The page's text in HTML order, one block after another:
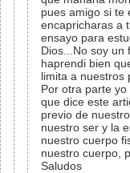
pues amigo si te
encapricharas a
ensayo para
Dios...No soy un
haprendi bien
limita a nuestros
Por otra parte
que dice este
previo de
nuestro ser y la
nuestro cuerpo
nuestro cuerpo,
Saludos